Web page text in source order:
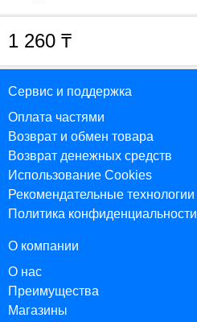
1 260
Сервис и поддержка
Оплата частями
Возврат и обмен товара
Возврат денежных средств
Использование Cookies
Рекомендательные технологии
Политика конфиденциальности
О компании
О нас
Преимущества
Магазины